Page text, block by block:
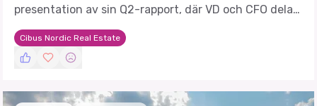
presentation av sin Q2-rapport, där VD och CFO delar
insikter om företagets prestation.
Cibus Nordic Real Estate